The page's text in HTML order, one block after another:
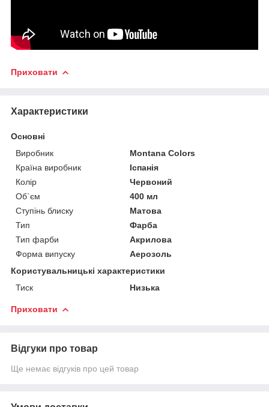
Приховати
Характеристики
Основні
Виробник
Montana Colors
Країна виробник
Іспанія
Колір
Червоний
Об`єм
400 мл
Ступінь блиску
Матова
Тип
Фарба
Тип фарби
Акрилова
Форма випуску
Аерозоль
Користувальницькі характеристики
Тиск
Низька
Приховати
Відгуки про товар
Ще немає відгуків про цей товар